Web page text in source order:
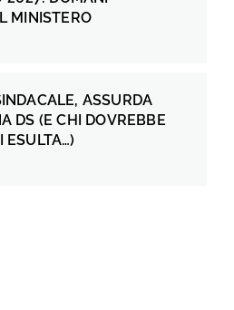
MINISTERO
ASSURDA
DS (E CHI DOVREBBE
ESULTA…)